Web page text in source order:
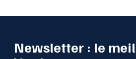
Newsletter : le